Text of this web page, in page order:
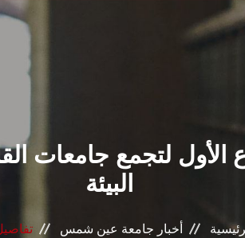
لتجمع جامعات
البيئة
أخبار جامعة عين شمس